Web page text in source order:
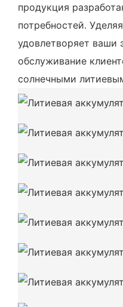
продукция
потребностей.
удовлетворяет ваши
обслуживание
солнечными